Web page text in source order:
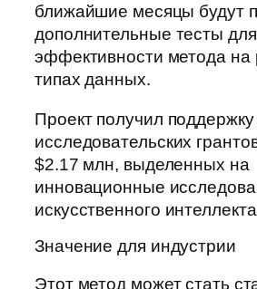
ближайшие месяцы будут
дополнительные тесты
эффективности метода на
типах данных.
Проект получил поддержку
исследовательских
$2.17 млн, выделенных на
инновационные
искусственного
Значение для индустрии
Этот метод может стать